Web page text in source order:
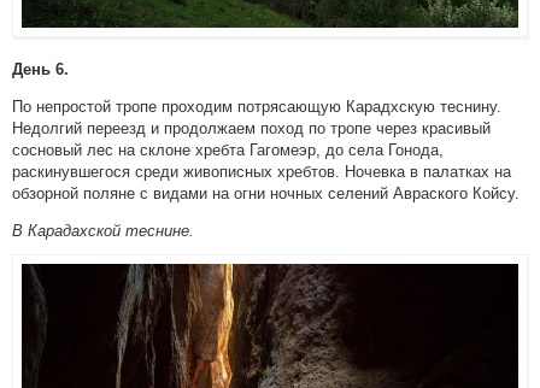
День 6.
По непростой тропе проходим потрясающую Карадхскую теснину.
Недолгий переезд и продолжаем поход по тропе через красивый
сосновый лес на склоне хребта Гагомеэр, до села Гонода,
раскинувшегося среди живописных хребтов. Ночевка в палатках на
обзорной поляне с видами на огни ночных селений Авраского Койсу.
В Карадахской теснине.